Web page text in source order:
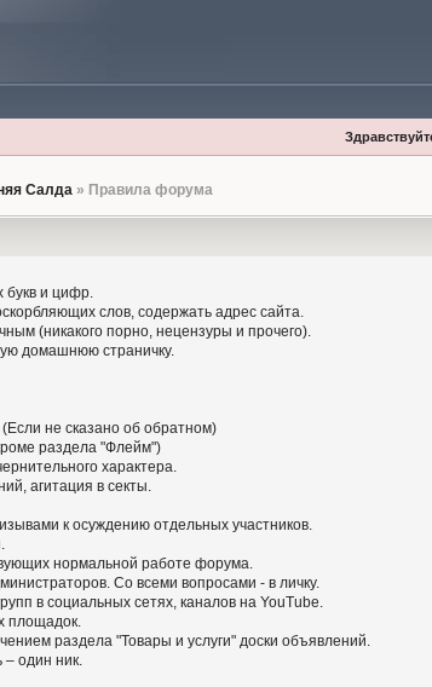
Салда » Правила форума
букв и цифр.
слов, содержать адрес сайта.
(никакого порно, нецензуры и прочего).
домашнюю страничку.
не сказано об обратном)
раздела "Флейм")
характера.
агитация в секты.
к осуждению отдельных участников.
нормальной работе форума.
Со всеми вопросами - в личку.
в социальных сетях, каналов на YouTube.
площадок.
раздела "Товары и услуги" доски объявлений.
– один ник.